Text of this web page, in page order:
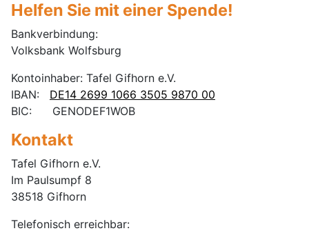
Helfen Sie mit einer Spende!
Bankverbindung:
Volksbank Wolfsburg
Kontoinhaber: Tafel Gifhorn e.V.
IBAN: DE14 2699 1066 3505 9870 00
BIC: GENODEF1WOB
Kontakt
Tafel Gifhorn e.V.
Im Paulsumpf 8
38518 Gifhorn
Telefonisch erreichbar: